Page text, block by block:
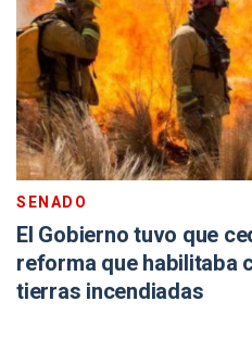
SENADO
El Gobierno tuvo que
reforma que habilitaba
tierras incendiadas